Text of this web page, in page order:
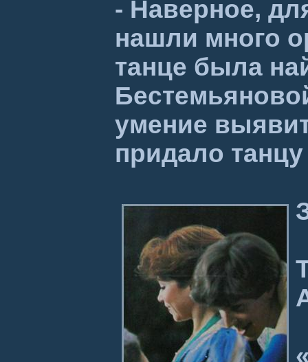
- Наверное,
нашли много
танце была
умение
придало